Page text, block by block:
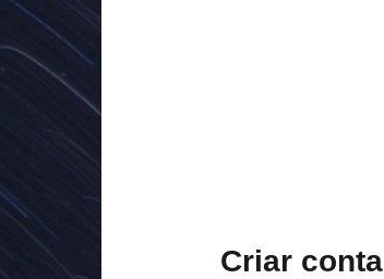
Criar conta